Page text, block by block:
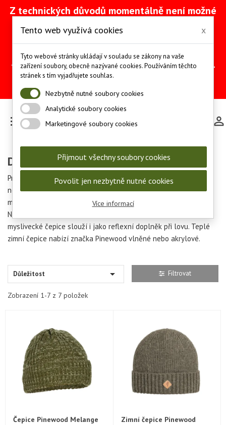
Z technických důvodů momentálně není možné
odstranění problému intenzivně pracujeme
(včetně obnovy ze zálohy).
Objednávky můžete mezitím provádět
telefonicky na čísle +420 607 244 655 nebo e-
mailem na adrese
Děkujeme za pochopení a trpělivost.

Dámské myslivecké čepice
Prodáváme dámské myslivecké čepice, které jsou
neodmyslitelnou součástí loveckého oblečení. Moderní
myslivecké čepice nahrazují tradiční myslivecké klobouky.
Některé lovecké čepice jsou odolné vodě a mrazu. Dámské
myslivecké čepice slouží i jako reflexní doplněk při lovu. Teplé
zimní čepice nabízí značka Pinewood vlněné nebo akrylové.
Důležitost  Filtrovat
Zobrazení 1-7 z 7 položek
Čepice Pinewood Melange
Zimní čepice Pinewood
Tento web využívá cookies x
Tyto webové stránky ukládají v souladu se zákony na vaše
zařízení soubory, obecně nazývané cookies. Používáním těchto
stránek s tím vyjadřujete souhlas.
Nezbytně nutné soubory cookies
Analytické soubory cookies
Marketingové soubory cookies
Přijmout všechny soubory cookies
Povolit jen nezbytně nutné cookies
Více informací